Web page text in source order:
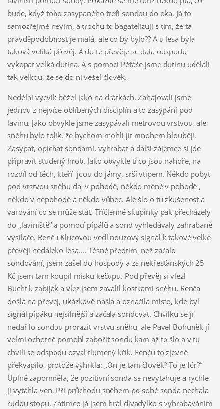
bude, když toho zasypaného trefí sondou do oka. Já to
samozřejmě nevím, a trochu to bagatelizuji s tím, že ta
pravděpodobnost je malá, ale co by bylo?? A u lesa byla
taková veliká převěj. A do té převěje se dala odspodu
vykopat velká dutina. A s pomocí Péťáše jsme dutinu udělali
tak velkou, že se do ní vešel člověk.
Nedělní výcvik běžel jako na drátkách. Zahajovali jsme
jednou z nejvíce oblíbených disciplín a to zasypání pod
lavinu. Jako obvykle jsme zasypávali metrovou vrstvou, ale
sněhu bylo tolik, že bychom mohli jít mnohem hlouběji.
Zasypat, opíchat sondami, vyhrabat a další zájemce si jde
připravit studený hrob. Jako obvykle ti co jsou nahoře, na
rozdíl od těch, kteří jdou do jámy, srší vtipem. Někdo pobyt
pod vrstvou sněhu dal v pohodě, někdo méně v pohodě ,
někdo v nepohodě a někdo vůbec. Ale šlo o tu zkušenost a
varování co se může stát. Tříčlenné skupinky pak přecházely
do „laviniště“ a pomocí pípálů a sond vyhledávaly zahrabané
vysílače. Renču Klucovou vedl nouzový signál k takové velké
převěji nedaleko lesa.... Těsně předtím, než začalo
sondování, jsem zašel do hospody a za nekřesťanských 25
Kč jsem tam koupil misku kečupu. Pod převěj si vlezl
Buchtík zabiják a vlez jsem zavalil kostkami sněhu. Renča
došla na převěj, ukázkově našla a označila místo, kde byl
signál pípáku nejsilnější a začala sondovat. Chvilku se jí
nedařilo sondou prorazit vrstvu sněhu, ale Pavel Bohuněk jí
velmi ochotně pomohl zabořit sondu kam až to šlo a v tu
chvíli se odspodu ozval tlumený křik. Renču to zjevně
překvapilo, protože vyhrkla: „On je tam člověk? To je fór?“
Úplně zapomněla, že pozitivní sonda se nevytahuje a rychle
jí vytáhla ven. Při průchodu sněhem po sobě sonda nechala
rudou stopu. Zatímco já jsem hrál divadýlko s vyhrabáváním